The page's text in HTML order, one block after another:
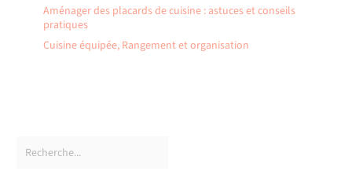
Aménager des placards de cuisine : astuces et conseils
pratiques
Cuisine équipée, Rangement et organisation